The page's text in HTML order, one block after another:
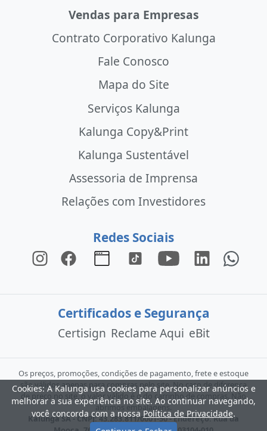
Vendas para Empresas
Contrato Corporativo Kalunga
Fale Conosco
Mapa do Site
Serviços Kalunga
Kalunga Copy&Print
Kalunga Sustentável
Assessoria de Imprensa
Relações com Investidores
Redes Sociais
Certificados e Segurança
Certisign Reclame Aqui eBit
Os preços, promoções, condições de pagamento, frete e estoque
são válidos apenas para compras pelo site. No caso de diferença
de preço no site, o valor válido é o do carrinho de compras. Não
abrimos embalagens.
Kalunga SA - CNPJ: 43.283.811/0001-50 - Endereço: Rua da
Cookies: A Kalunga usa cookies para personalizar anúncios e
melhorar a sua experiência no site. Ao continuar navegando,
você concorda com a nossa Política de Privacidade.